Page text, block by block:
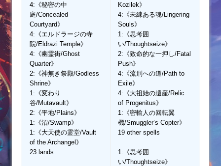
4:《秘密の中
庭/Concealed
Courtyard》
4:《エルドラージの寺
院/Eldrazi Temple》
4:《幽霊街/Ghost
Quarter》
2:《神無き祭殿/Godless
Shrine》
1:《変わり
谷/Mutavault》
2:《平地/Plains》
1:《沼/Swamp》
1:《大天使の霊堂/Vault
of the Archangel》
23 lands
Kozilek》
4:《未練ある魂/Lingering
Souls》
1:《思考囲
い/Thoughtseize》
2:《致命的な一押し/Fatal
Push》
4:《流刑への道/Path to
Exile》
4:《大祖始の遺産/Relic
of Progenitus》
1:《密輸人の回転翼
機/Smuggler’s Copter》
19 other spells
1:《思考囲
い/Thoughtseize》